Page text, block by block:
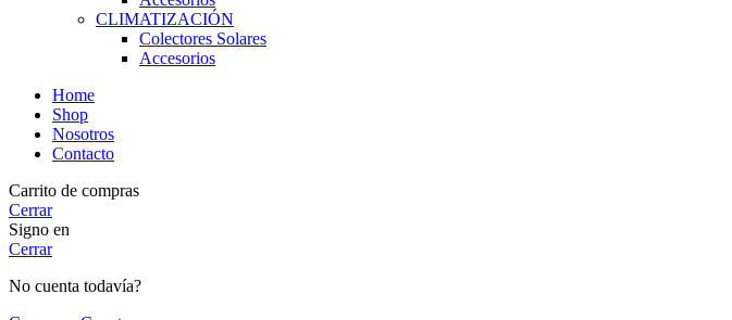
CLIMATIZACIÓN
Colectores Solares
Accesorios
Home
Shop
Nosotros
Contacto
Carrito de compras
Cerrar
Signo en
Cerrar
No cuenta todavía?